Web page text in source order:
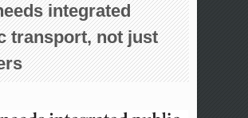
integrated
transport, not just